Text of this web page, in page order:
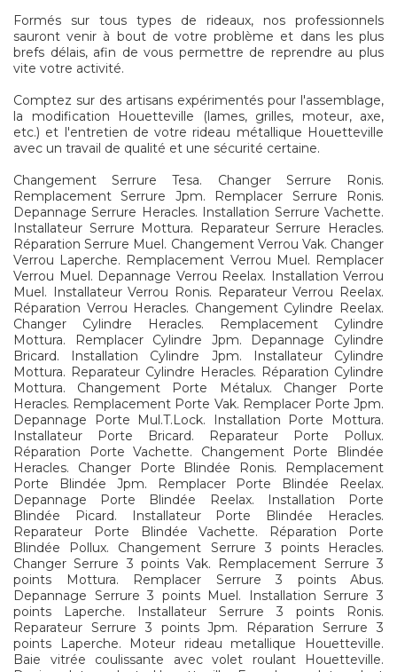
Formés sur tous types de rideaux, nos professionnels
sauront venir à bout de votre problème et dans les plus
brefs délais, afin de vous permettre de reprendre au plus
vite votre activité.
Comptez sur des artisans expérimentés pour l'assemblage,
la modification Houetteville (lames, grilles, moteur, axe,
etc.) et l'entretien de votre rideau métallique Houetteville
avec un travail de qualité et une sécurité certaine.
Changement Serrure Tesa. Changer Serrure Ronis.
Remplacement Serrure Jpm. Remplacer Serrure Ronis.
Depannage Serrure Heracles. Installation Serrure Vachette.
Installateur Serrure Mottura. Reparateur Serrure Heracles.
Réparation Serrure Muel. Changement Verrou Vak. Changer
Verrou Laperche. Remplacement Verrou Muel. Remplacer
Verrou Muel. Depannage Verrou Reelax. Installation Verrou
Muel. Installateur Verrou Ronis. Reparateur Verrou Reelax.
Réparation Verrou Heracles. Changement Cylindre Reelax.
Changer Cylindre Heracles. Remplacement Cylindre
Mottura. Remplacer Cylindre Jpm. Depannage Cylindre
Bricard. Installation Cylindre Jpm. Installateur Cylindre
Mottura. Reparateur Cylindre Heracles. Réparation Cylindre
Mottura. Changement Porte Métalux. Changer Porte
Heracles. Remplacement Porte Vak. Remplacer Porte Jpm.
Depannage Porte Mul.T.Lock. Installation Porte Mottura.
Installateur Porte Bricard. Reparateur Porte Pollux.
Réparation Porte Vachette. Changement Porte Blindée
Heracles. Changer Porte Blindée Ronis. Remplacement
Porte Blindée Jpm. Remplacer Porte Blindée Reelax.
Depannage Porte Blindée Reelax. Installation Porte
Blindée Picard. Installateur Porte Blindée Heracles.
Reparateur Porte Blindée Vachette. Réparation Porte
Blindée Pollux. Changement Serrure 3 points Heracles.
Changer Serrure 3 points Vak. Remplacement Serrure 3
points Mottura. Remplacer Serrure 3 points Abus.
Depannage Serrure 3 points Muel. Installation Serrure 3
points Laperche. Installateur Serrure 3 points Ronis.
Reparateur Serrure 3 points Jpm. Réparation Serrure 3
points Laperche. Moteur rideau metallique Houetteville.
Baie vitrée coulissante avec volet roulant Houetteville.